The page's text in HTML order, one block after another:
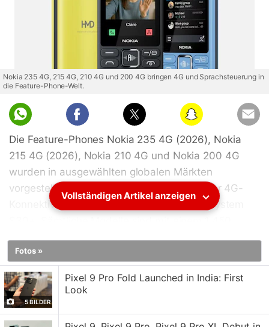
Nokia 235 4G, 215 4G, 210 4G und 200 4G bringen 4G und Sprachsteuerung in
die Feature-Phone-Welt.
Die Feature-Phones Nokia 235 4G (2026), Nokia
215 4G (2026), Nokia 210 4G und Nokia 200 4G
wurden in ausgewählten globalen Märkten
vorgestellt. Alle neuen Geräte verfügen über 4G-
Konnektivität und laufen mit dem Betriebssystem
mAh-Akku sowie erweiterbarem Speicher bis zu 32
GB ausgestattet. Sie bieten UKW-Radio mit
kabelgebundenem und kabellosem Modus. Die
neuen Feature-Phones verfügen zudem über eine
eigene KI-Assistent-Taste, mit der sich
verschiedene Funktionen per Sprachbefehl steuern
Vollständigen Artikel anzeigen
Fotos »
5 BILDER
Pixel 9 Pro Fold Launched in India: First
Look